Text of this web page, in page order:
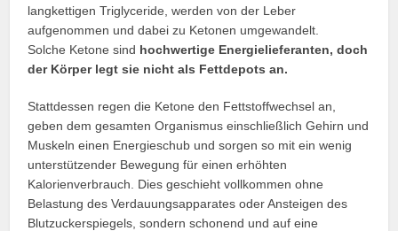
langkettigen Triglyceride, werden von der Leber
aufgenommen und dabei zu Ketonen umgewandelt.
Solche Ketone sind hochwertige Energielieferanten, doch
der Körper legt sie nicht als Fettdepots an.
Stattdessen regen die Ketone den Fettstoffwechsel an,
geben dem gesamten Organismus einschließlich Gehirn und
Muskeln einen Energieschub und sorgen so mit ein wenig
unterstützender Bewegung für einen erhöhten
Kalorienverbrauch. Dies geschieht vollkommen ohne
Belastung des Verdauungsapparates oder Ansteigen des
Blutzuckerspiegels, sondern schonend und auf eine